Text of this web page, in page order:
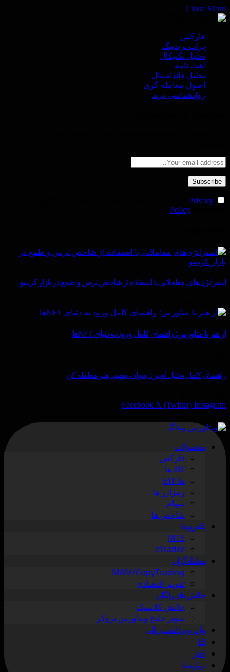
Close Menu
فاركس
پراپ تريدينگ
تحليل تكنيكال
لغت نامه
تحليل فاندامنتال
اصول معامله گرى
روانشناسى ترید
Privacy
Policy
استراتژی‌های معاملاتی با استفاده از شاخص ترس و طمع در بازار کریپتو
از هنر تا متاورس؛ راهنمای کامل ورود به دنیای NFTها
راهنمای کامل تحلیل آنچین؛ بخوان، بفهم، بهتر معامله کن
Facebook X (Twitter) Instagram
محصولات
فارکس
کالا ها
ها ETF
رمزارز ها
سهام
شاخص ها
پلتفرم ها
MT5
cTrader
معامله گران
MAM/CopyTrading
تقویم اقتصادی
چالش های رایگان
چالش کلاسیک
سوپر چلنج ویتاورس بروکر
واریز و برداشت ریالی
IB
اخبار
درباره ما